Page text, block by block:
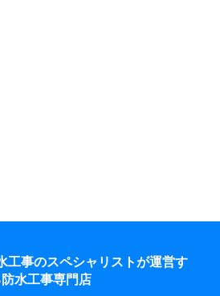
工事のスペシャリストが運営す
水工事専門店